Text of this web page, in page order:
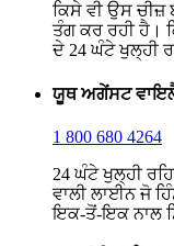
ਕਿਸੇ ਵੀ ਉਸ
ਤੰਗ ਕਰ ਰਹੀ ਹੈ।
ਦੇ 24 ਘੰਟੇ ਖੁਲ੍ਹੀ
ਯੂਥ ਅਗੇਂਸਟ
1 800 680 4264
24 ਘੰਟੇ ਖੁਲ੍ਹੀ
ਵਾਲੀ ਲਾਈਨ ਜੋ
ਇਕ-ਤੋਂ-ਇਕ ਨਾਲ